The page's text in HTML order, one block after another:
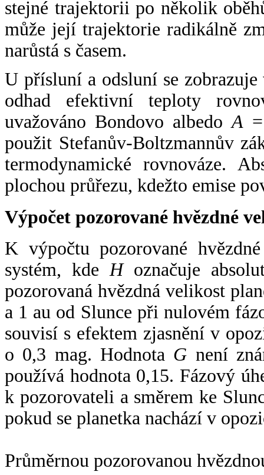
stejné trajektorii po několik
může její trajektorie radikálně
narůstá s časem.
U přísluní a odsluní se
odhad efektivní teploty
uvažováno Bondovo albedoA
použit Stefanův-Boltzmannův
termodynamické rovnováze.
plochou průřezu, kdežto emise
Výpočet pozorované hvězdné
K výpočtu pozorované
systém, kde Hoznačuje
pozorovaná hvězdná velikost
a 1 au od Slunce při nulovém
souvisí s efektem zjasnění v
o 0,3 mag. Hodnota G není
používá hodnota 0,15. Fázový
k pozorovateli a směrem ke
pokud se planetka nachází v
Průměrnou pozorovanou